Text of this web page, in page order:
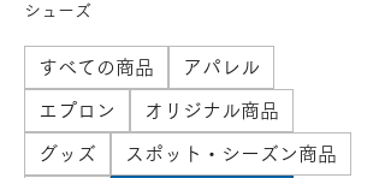
シューズ
すべての商品 アパレル
エプロン オリジナル商品
グッズ スポット・シーズン商品